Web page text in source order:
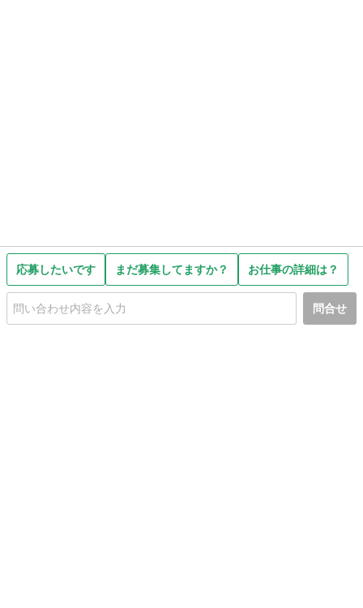
応募したいです まだ募集してますか？ お仕事の詳細は？
問合せ